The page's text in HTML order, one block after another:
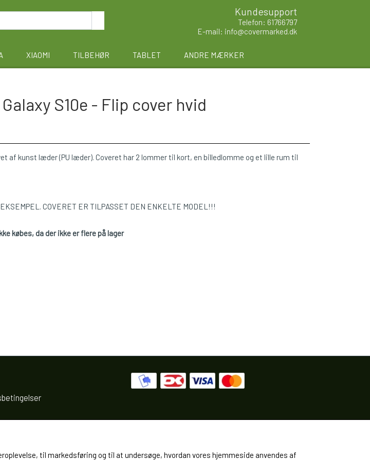
Kundesupport
Telefon: 61766797
E-mail: info@covermarked.dk
XIAOMI TILBEHØR TABLET ANDRE MÆRKER
S10e - Flip cover hvid
af kunst læder (PU læder). Coveret har 2 lommer til kort, en billedlomme og et lille rum til
COVERET ER TILPASSET DEN ENKELTE MODEL!!!
købes, da der ikke er flere på lager
til markedsføring og til at undersøge, hvordan vores hjemmeside anvendes af